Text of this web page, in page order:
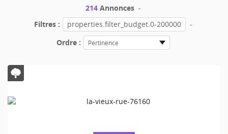
214Annonces -
Filtres :
properties.filter_budget.0-200000
-
Ordre :
Pertinence